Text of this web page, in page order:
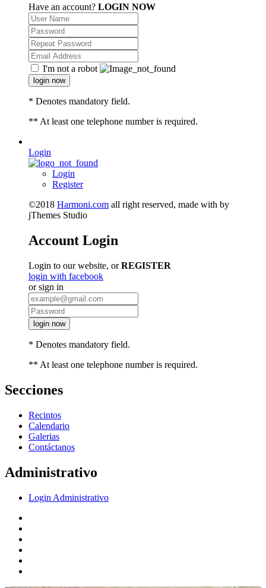
Have an account? LOGIN NOW
I'm not a robot
login now
* Denotes mandatory field.
** At least one telephone number is required.
Login
Login
Register
©2018 Harmoni.com all right reserved, made with by
jThemes Studio
Account Login
Login to our website, orREGISTER
login with facebook
or sign in
login now
* Denotes mandatory field.
** At least one telephone number is required.
Secciones
Recintos
Calendario
Galerias
Contáctanos
Administrativo
Login Administrativo